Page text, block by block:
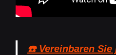
☎️ Vereinbaren